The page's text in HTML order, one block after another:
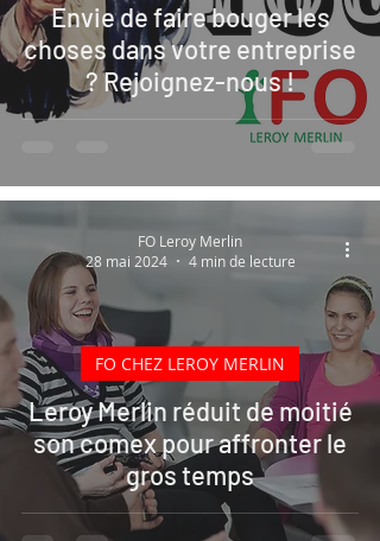
Envie de faire bouger les
choses dans votre entreprise
? Rejoignez-nous !
Leroy Merlin réduit de moitié
son comex pour affronter le
gros temps
FO CHEZ LEROY MERLIN
FO Leroy Merlin
28 mai 2024
4 min de lecture